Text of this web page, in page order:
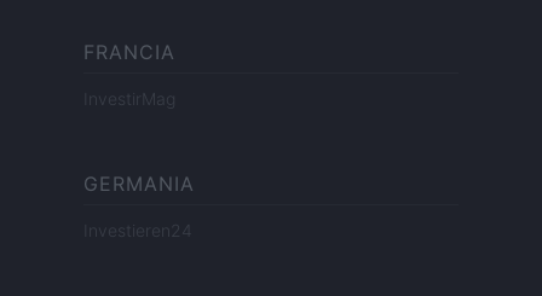
FRANCIA
InvestirMag
GERMANIA
Investieren24